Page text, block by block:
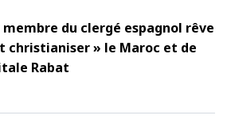
membre du clergé espagnol rêve
christianiser » le Maroc et de
Rabat